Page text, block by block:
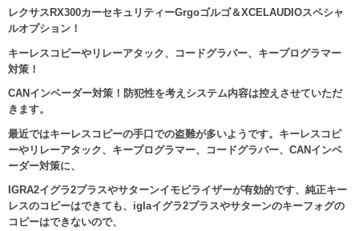
レクサスRX300カーセキュリティーGrgoゴルゴ＆XCELAUDIOスペシャ
ルオプション！
キーレスコピーやリレーアタック、コードグラバー、キープログラマー
対策！
CANインベーダー対策！防犯性を考えシステム内容は控えさせていただ
きます。
最近ではキーレスコピーの手口での盗難が多いようです。キーレスコピ
ーやリレーアタック、キープログラマー、コードグラバー、CANインベ
ーダー対策に、
IGRA2イグラ2プラスやサターンイモビライザーが有効的です、純正キー
レスのコピーはできても、iglaイグラ2プラスやサターンのキーフォグの
コピーはできないので、